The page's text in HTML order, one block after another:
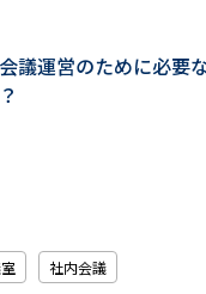
議運営のために必要
社内会議